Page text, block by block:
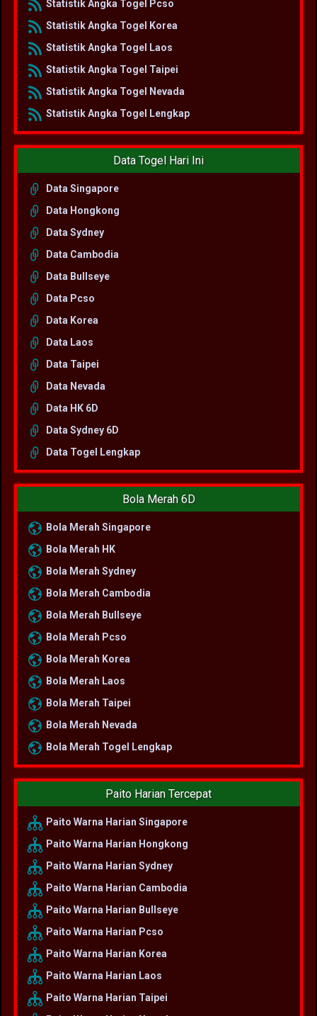
Statistik Angka Togel Pcso
Statistik Angka Togel Korea
Statistik Angka Togel Laos
Statistik Angka Togel Taipei
Statistik Angka Togel Nevada
Statistik Angka Togel Lengkap
Data Togel Hari Ini
Data Singapore
Data Hongkong
Data Sydney
Data Cambodia
Data Bullseye
Data Pcso
Data Korea
Data Laos
Data Taipei
Data Nevada
Data HK 6D
Data Sydney 6D
Data Togel Lengkap
Bola Merah 6D
Bola Merah Singapore
Bola Merah HK
Bola Merah Sydney
Bola Merah Cambodia
Bola Merah Bullseye
Bola Merah Pcso
Bola Merah Korea
Bola Merah Laos
Bola Merah Taipei
Bola Merah Nevada
Bola Merah Togel Lengkap
Paito Harian Tercepat
Paito Warna Harian Singapore
Paito Warna Harian Hongkong
Paito Warna Harian Sydney
Paito Warna Harian Cambodia
Paito Warna Harian Bullseye
Paito Warna Harian Pcso
Paito Warna Harian Korea
Paito Warna Harian Laos
Paito Warna Harian Taipei